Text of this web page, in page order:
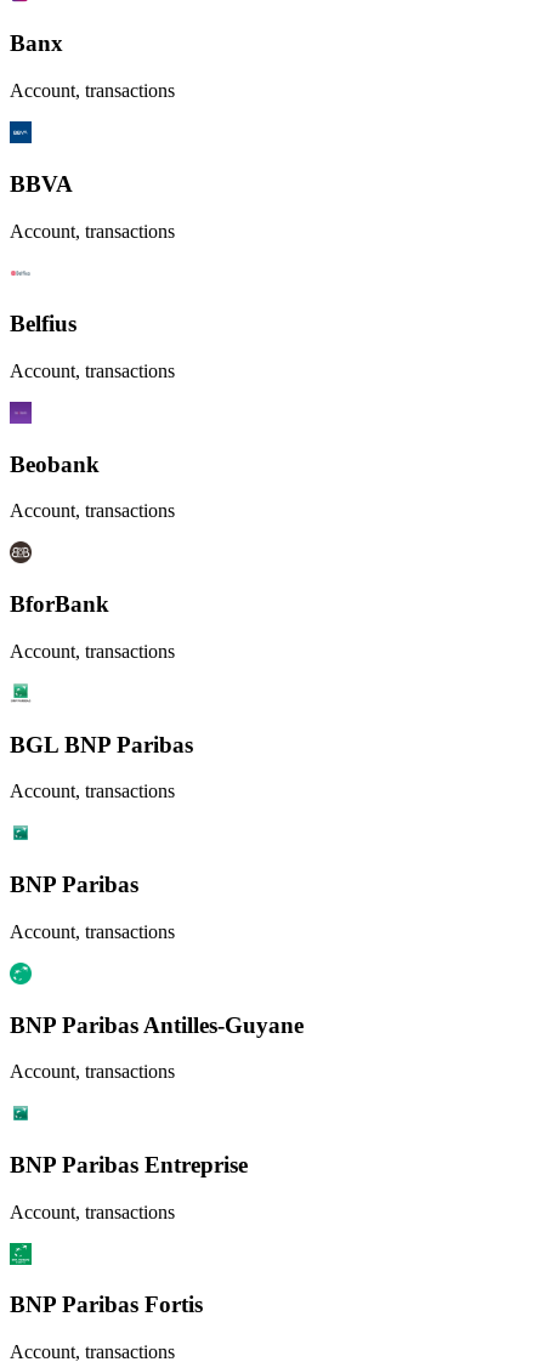
Banx
Account, transactions
BBVA
Account, transactions
Belfius
Account, transactions
Beobank
Account, transactions
BforBank
Account, transactions
BGL BNP Paribas
Account, transactions
BNP Paribas
Account, transactions
BNP Paribas Antilles-Guyane
Account, transactions
BNP Paribas Entreprise
Account, transactions
BNP Paribas Fortis
Account, transactions